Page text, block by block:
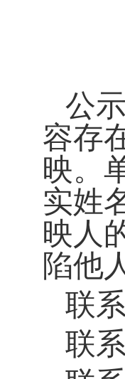
公
容存
映。
实姓
映人
陷他
联
联